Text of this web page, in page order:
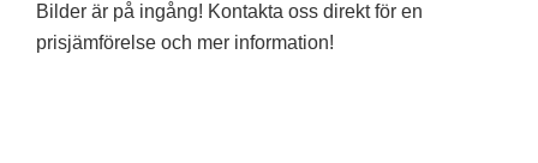
Bilder är på ingång! Kontakta oss direkt för en
prisjämförelse och mer information!